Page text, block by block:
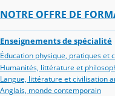
NOTRE OFFRE DE
Enseignements de spécialité
Éducation physique, pratiques et
Humanités, littérature et
Langue, littérature et civilisation
Anglais, monde contemporain